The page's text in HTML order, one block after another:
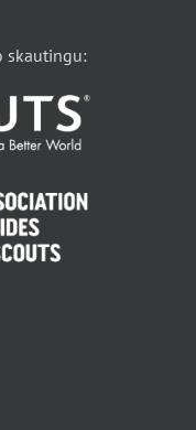
skautingu: